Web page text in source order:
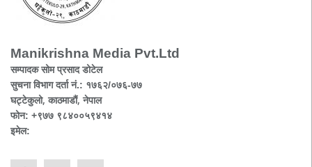
Manikrishna Media Pvt.Ltd
सम्पादक सोम प्रसाद डोटेल
सुचना विभाग दर्ता नं.: १७६२/०७६-७७
घट्टेकुलो, काठमाडौं, नेपाल
फोन: +९७७ ९८४००५९४१४
इमेल: